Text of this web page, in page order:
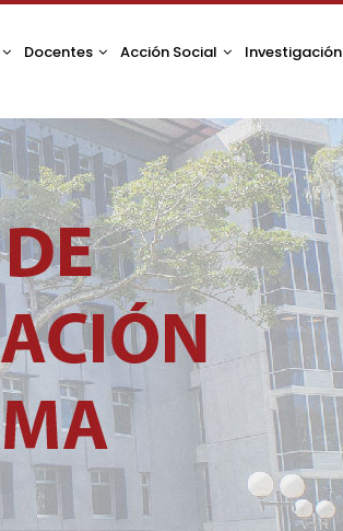
Docentes Acción Social Investigación